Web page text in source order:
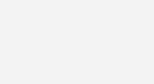
счет в течении 3-5 дней.